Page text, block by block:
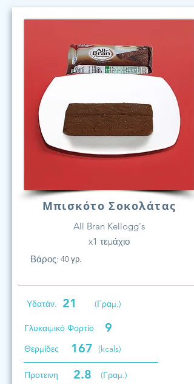
Μπισκότο Σοκολάτας
All Bran Kellogg's
x1 τεμάχιο
Βάρος: 40 γρ.
Υδατάν. 21 (Γραμ.)
Γλυκαιμικό Φορτίο 9
Θερμίδες 167 (kcals)
Προτεινη 2.8
(Γραμ.)